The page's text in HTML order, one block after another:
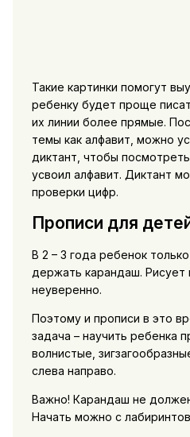
Такие картинки помогут
ребенку будет проще
их линии более прямые.
темы как алфавит, можно
диктант, чтобы
усвоил алфавит. Диктант
проверки цифр.
Прописи для
В 2 – 3 года ребенок
держать карандаш. Рисует
неуверенно.
Поэтому и прописи в это
задача – научить ребенка
волнистые,
слева направо.
Важно! Карандаш не
Начать можно с